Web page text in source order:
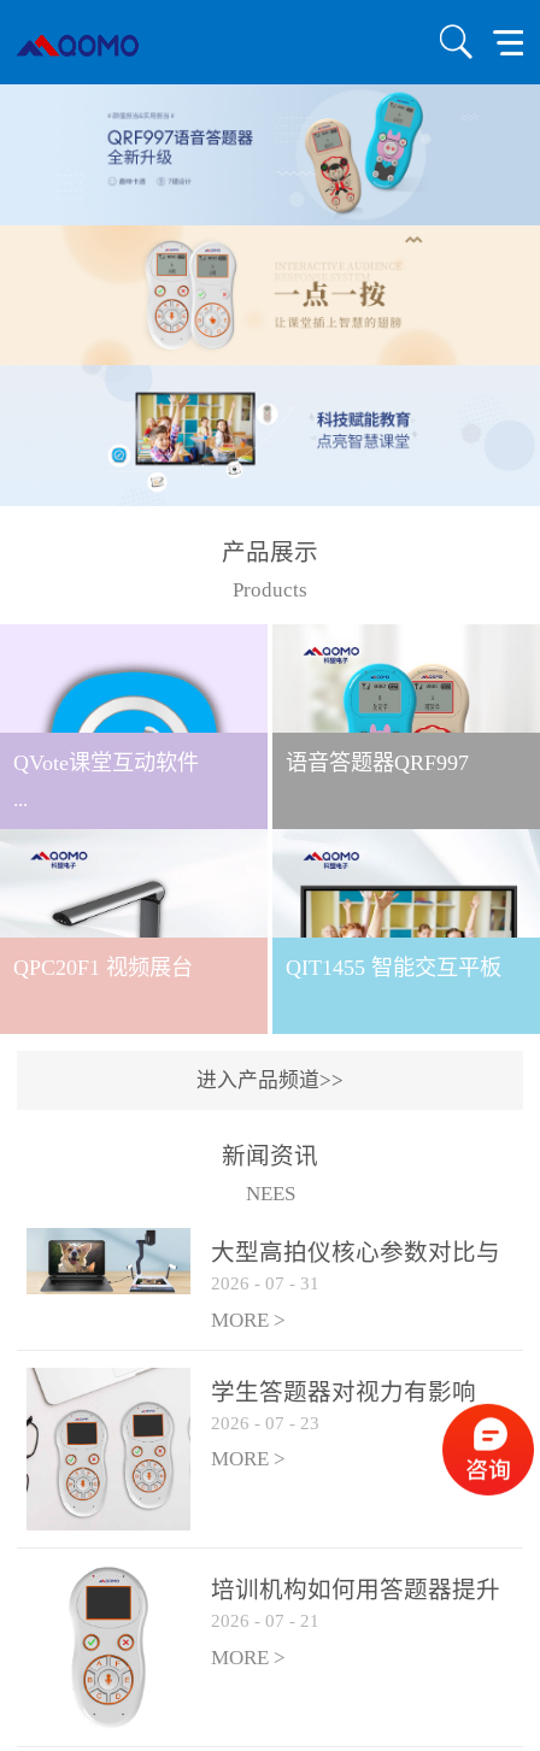
产品展示
Products
QVote课堂互动软件
...
下载QVote授课软件课堂互
动的质量直接影响教学效
果与学生参与度。作为
打造的互动授课软件，
QVote 以 “让每一堂课都充
功能与数据化教学分析，
课堂互动解决方案，重新
定义了师生互动的新模
教学节奏的重要性，采用
“零学习成本” 的设计理
念，教师无需复杂培训即
可快速上手。软件支持与
PPT、白板等常用教学工具
几步：打开软件、选择互
动模式、发起互动任务，
整个过程不超过 30 秒，完
美融入正常教学流程，避
免打断课堂连贯性。无论
语音答题器QRF997
QPC20F1 视频展台 QIT1455 智能交互平板
进入产品频道>>
新闻资讯
NEES
大型高拍仪核心参数对比与
选购建议
2026 - 07 - 31
MORE >
学生答题器对视力有影响
吗？
2026 - 07 - 23
MORE >
培训机构如何用答题器提升
学生专注度
2026 - 07 - 21
MORE >